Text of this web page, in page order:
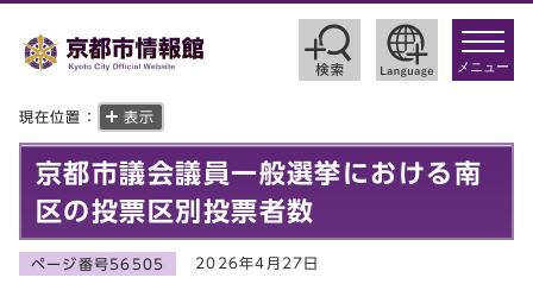
toggle
メニュー
現在位置： 表示
京都市議会議員一般選挙における南
区の投票区別投票者数
ページ番号56505 2026年4月27日